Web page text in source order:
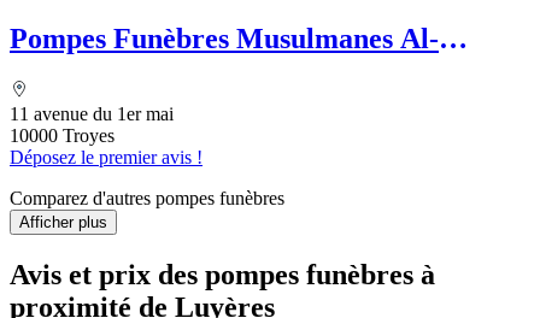
Pompes Funèbres Musulmanes Al-
11 avenue du 1er mai
10000 Troyes
Déposez le premier avis !
Comparez d'autres pompes funèbres
Afficher plus
Avis et prix des pompes funèbres à
proximité de Luyères